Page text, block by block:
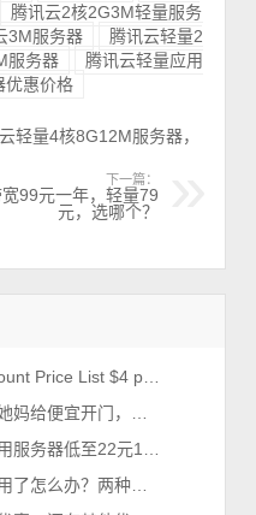
腾讯云2核2G3M轻量服务
3M服务器
腾讯云轻量2
服务器
腾讯云轻量应用
优惠价格
轻量4核8G12M服务器，
下一篇：
99元一年，轻量79
元，选哪个？